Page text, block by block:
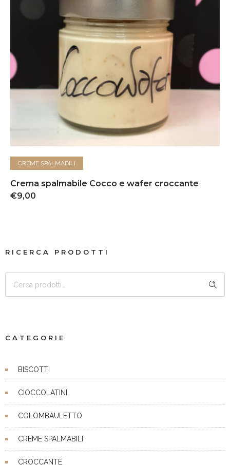
AGGIUNGI AL CARRELLO
CREME SPALMABILI
Crema spalmabile Cocco e wafer croccante
€9,00
RICERCA PRODOTTI
CERCA
CATEGORIE
BISCOTTI
CIOCCOLATINI
COLOMBAULETTO
CREME SPALMABILI
CROCCANTE